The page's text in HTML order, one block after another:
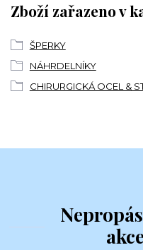
Zboží zařazeno v
ŠPERKY
NÁHRDELNÍKY
CHIRURGICKÁ OCEL &